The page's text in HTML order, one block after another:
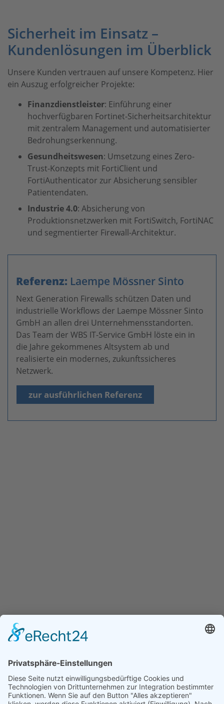
Sicherheit im Einsatz –
Kundenlösungen im Überblick
Unsere Kunden vertrauen auf unsere Kompetenz. Hier
ein Auszug erfolgreicher Projekte:
Finanzdienstleister: Einführung einer
hochverfügbaren Fortinet-Sicherheitsarchitektur
mit zentralem Management und automatisierter
Bedrohungserkennung.
Gesundheitswesen: Umsetzung eines Zero-
Trust-Konzepts mit FortiClient und
FortiAuthenticator zur Absicherung sensibler
Patientendaten.
Industrie 4.0: Absicherung von
Produktionsnetzwerken mit FortiSwitch, FortiNAC
und segmentierter Firewall-Architektur.
Referenz: Laempe Mössner Sinto
Next Generation Firewalls schützen Daten und
industrielle Workflows der Laempe Mössner Sinto
GmbH an allen drei Unternehmensstandorten.
Das Team der WBS IT-Service GmbH löste ein in
die Jahre gekommenes Altsystem ab und
realisierte ein modernes, zukunftssicheres
Netzwerk.
zur ausführlichen Referenz